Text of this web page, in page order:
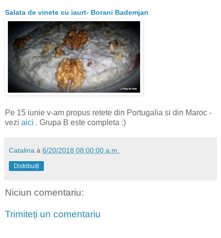
Salata de vinete cu iaurt- Borani Bademjan
Pe 15 iunie v-am propus retete din Portugalia si din Maroc -
vezi aici . Grupa B este completa :)
Catalina à 6/20/2018 08:00:00 a.m.
Distribuiți
Niciun comentariu:
Trimiteți un comentariu